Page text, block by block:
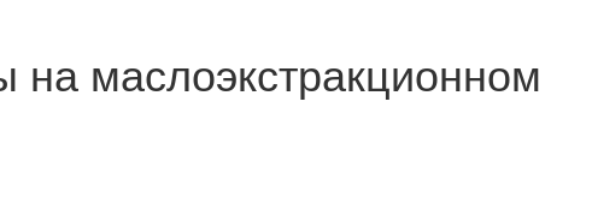
на маслоэкстракционном